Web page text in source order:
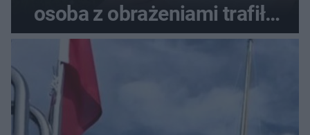
osoba z obrażeniami trafiła
do szpitala